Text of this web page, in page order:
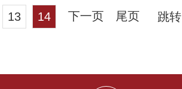
13 14 下一页 尾页 跳转